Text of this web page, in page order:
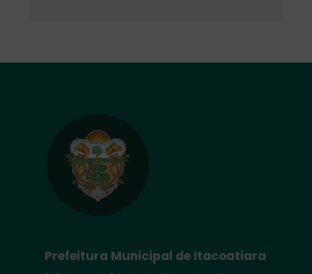
Prefeitura Municipal de Itacoatiara